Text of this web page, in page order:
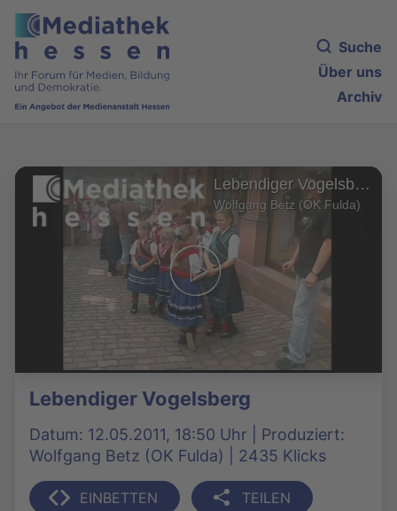
Suche
Über uns
Archiv
Lebendiger Vogelsberg
Wolfgang Betz (OK Fulda)
Lebendiger Vogelsberg
Datum: 12.05.2011, 18:50 Uhr | Produziert:
Wolfgang Betz (OK Fulda) | 2435 Klicks
EINBETTEN TEILEN